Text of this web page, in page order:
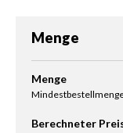
Menge
Produkt Anzahl:
Menge
Berechneter